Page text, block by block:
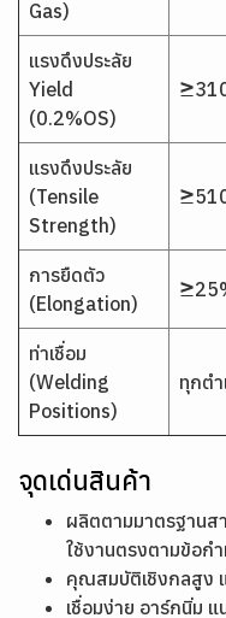
Gas)
แรงดึงประลัย
Yield
(0.2%OS)
แรงดึงประลัย
(Tensile
Strength)
การยืดตัว
(Elongation)
ท่าเชื่อม
(Welding
Positions)
ทุกต
จุดเด่นสินค้า
ผลิตตามมาตรฐานส
ใช้งานตรงตามข้อก
คุณสมบัติเชิงกลสูง
เชื่อมง่าย อาร์กนิ่ม แ